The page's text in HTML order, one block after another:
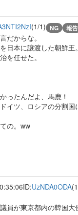
(1/1) NG 報告
だからな。
日本に譲渡した朝鮮王。
を任せた。
ったんだよ、馬鹿！
イツ、ロシアの分割国
の。ww
ID:UzNDA0ODA
員が東京都内の韓国大